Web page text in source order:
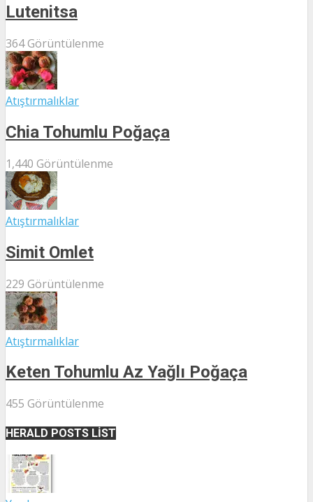
Lutenitsa
364 Görüntülenme
Atıştırmalıklar
Chia Tohumlu Poğaça
1,440 Görüntülenme
Atıştırmalıklar
Simit Omlet
229 Görüntülenme
Atıştırmalıklar
Keten Tohumlu Az Yağlı Poğaça
455 Görüntülenme
HERALD POSTS LIST